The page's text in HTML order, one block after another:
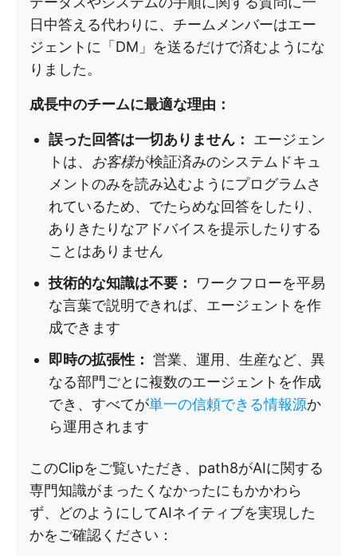
日中答える代わりに、チームメンバーはエー
ジェントに「DM」を送るだけで済むようにな
りました。
成長中のチームに最適な理由：
誤った回答は一切ありません：
エージェン
トは、 お客様が検証済みのシステムドキュ
メントのみを読み込むようにプログラムさ
れているため、でたらめな回答をしたり、
ありきたりなアドバイスを提示したりする
ことはありません
技術的な知識は不要：
ワークフローを平易
な言葉で説明できれば、エージェントを作
成できます
即時の拡張性： 営業、運用、生産など、異
なる部門ごとに複数のエージェントを作成
でき、すべてが単一の信頼できる情報源か
ら運用されます
このClipをご覧いただき、path8がAIに関する
専門知識がまったくなかったにもかかわら
ず、どのようにしてAIネイティブを実現した
かをご確認ください：